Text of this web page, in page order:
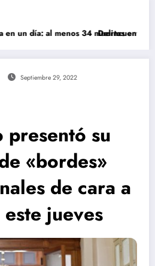
al menos 34 muertos en la crisis.
Delincuentes matan
Septiembre 29, 2022
su
«bordes»
de cara a
jueves